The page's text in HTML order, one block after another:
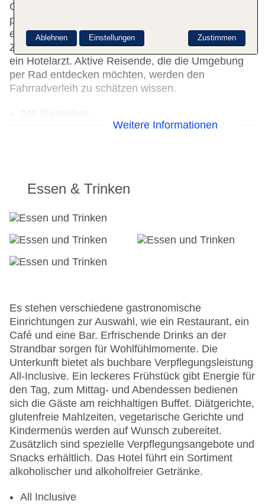
Garage (ohne Gebühr) oder auf dem Parkplatz
parken. Unter den weiteren Leistungen finden sich
eine Autovermietung, medizinische Betreuung, ein
Zimmerservice, ein Wäscheservice, ein Friseur und
ein Hotelarzt. Aktive Reisende, die die Umgebung
per Rad entdecken möchten, werden den
Fahrradverleih zu schätzen wissen.
WLAN/WiFi im Hotel
Letzte umfassende Renovierung: 1999
Anzahl der Aufzüge: 1
Zimmerservice
Gesamtanzahl der Zimmer: 173
Landeskategorie: 4 Sterne
Weitere Informationen
Essen & Trinken
Es stehen verschiedene gastronomische
Einrichtungen zur Auswahl, wie ein Restaurant, ein
Café und eine Bar. Erfrischende Drinks an der
Strandbar sorgen für Wohlfühlmomente. Die
Unterkunft bietet als buchbare Verpflegungsleistung
All-Inclusive. Ein leckeres Frühstück gibt Energie für
den Tag, zum Mittag- und Abendessen bedienen
sich die Gäste am reichhaltigen Buffet. Diätgerichte,
glutenfreie Mahlzeiten, vegetarische Gerichte und
Kindermenüs werden auf Wunsch zubereitet.
Zusätzlich sind spezielle Verpflegungsangebote und
Snacks erhältlich. Das Hotel führt ein Sortiment
alkoholischer und alkoholfreier Getränke.
All Inclusive
Zustimmen
Ablehnen Einstellungen